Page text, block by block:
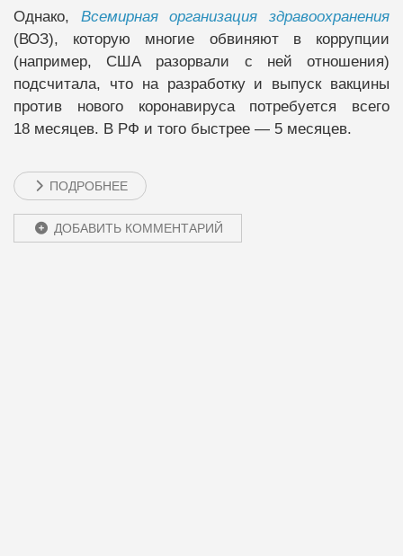
Однако, Всемирная организация здравоохранения
(ВОЗ), которую многие обвиняют в коррупции
(например, США разорвали с ней отношения)
подсчитала, что на разработку и выпуск вакцины
против нового коронавируса потребуется всего
18 месяцев. В РФ и того быстрее — 5 месяцев.
ПОДРОБНЕЕ
ДОБАВИТЬ КОММЕНТАРИЙ